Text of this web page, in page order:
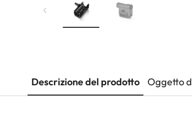
Descrizione del prodotto Oggetto